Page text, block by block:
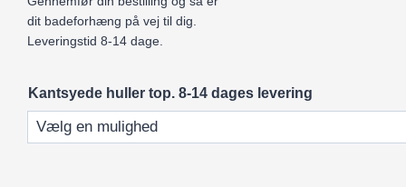
dit badeforhæng på vej til dig.
Leveringstid 8-14 dage.
Kantsyede huller top. 8-14 dages levering